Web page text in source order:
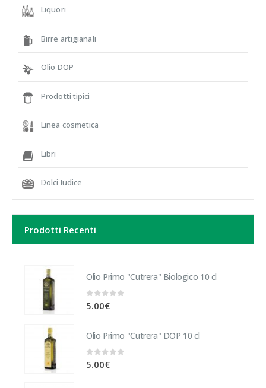
Liquori
Birre artigianali
Olio DOP
Prodotti tipici
Linea cosmetica
Libri
Dolci Iudice
Prodotti Recenti
Olio Primo "Cutrera" Biologico 10 cl
0 Su 5
5.00€
Olio Primo "Cutrera" DOP 10 cl
0 Su 5
5.00€